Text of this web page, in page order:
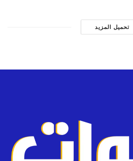
تحميل المزيد